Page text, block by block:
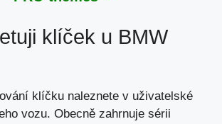
klíček u BMW
klíčku naleznete v uživatelské
vozu. Obecně zahrnuje sérii